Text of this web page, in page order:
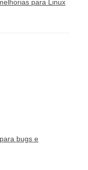
para Linux
bugs e